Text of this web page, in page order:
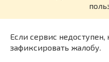
Если сервис
зафиксировать жалобу.